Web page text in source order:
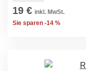
19 € inkl. MwSt.
Sie sparen -14 %